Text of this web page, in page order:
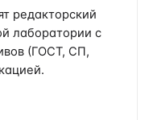
редакторский
лаборатории с
(ГОСТ, СП,